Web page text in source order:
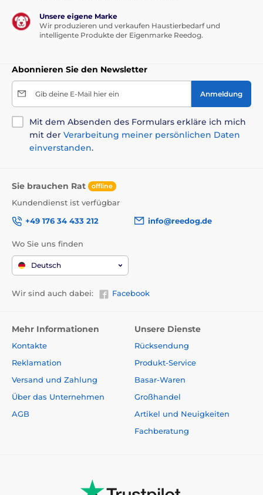
Unsere eigene Marke
Wir produzieren und verkaufen Haustierbedarf und
intelligente Produkte der Eigenmarke Reedog.
Abonnieren Sie den Newsletter
Gib deine E-Mail hier ein Anmeldung
Mit dem Absenden des Formulars erkläre ich mich
mit der Verarbeitung meiner persönlichen Daten
einverstanden.
Sie brauchen Rat offline
Kundendienst ist verfügbar
+49 176 34 433 212
info@reedog.de
Wo Sie uns finden
Deutsch
Wir sind auch dabei: Facebook
Mehr Informationen
Kontakte
Reklamation
Versand und Zahlung
Über das Unternehmen
AGB
Unsere Dienste
Rücksendung
Produkt-Service
Basar-Waren
Großhandel
Artikel und Neuigkeiten
Fachberatung